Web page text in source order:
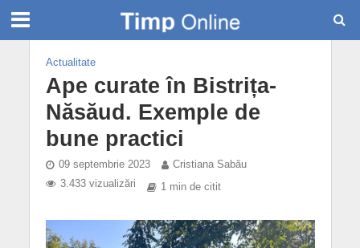
Actualitate
Ape curate în Bistrița-
Năsăud. Exemple de
bune practici
09 septembrie 2023
Cristiana Sabău
3.433 vizualizări
1 min de citit